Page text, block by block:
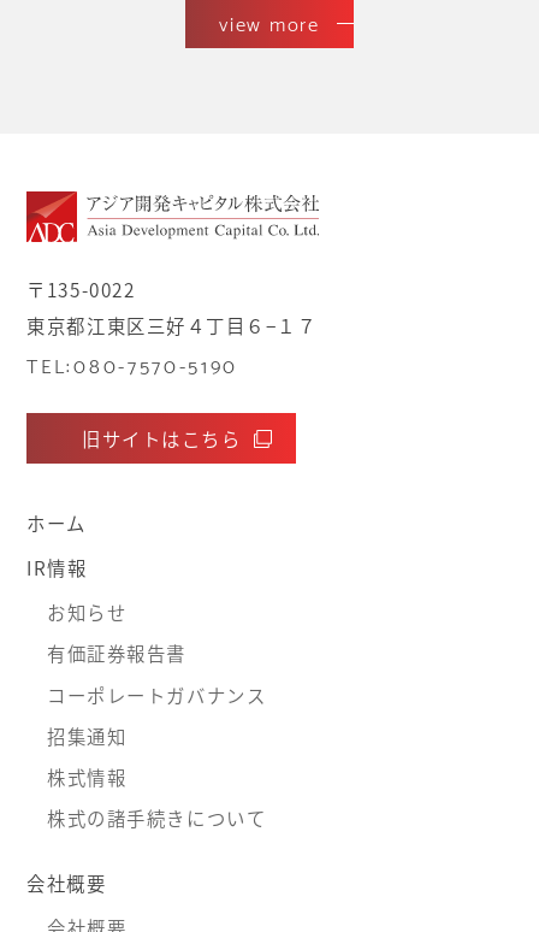
view more
〒135-0022
東京都江東区三好４丁目６−１７
TEL:080-7570-5190
旧サイトはこちら
ホーム
IR情報
お知らせ
有価証券報告書
コーポレートガバナンス
招集通知
株式情報
株式の諸手続きについて
会社概要